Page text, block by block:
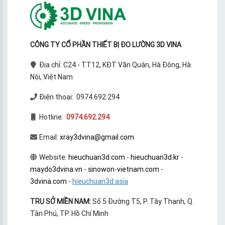
CÔNG TY CỔ PHẦN THIẾT BỊ ĐO LƯỜNG 3D VINA
Địa chỉ: C24 - TT12, KĐT Văn Quán, Hà Đông, Hà
Nội, Việt Nam
Điện thoại: 0974.692.294
Hotline: 0974.692.294
Email: xray3dvina@gmail.com
Website: hieuchuan3d.com - hieuchuan3d.kr-
maydo3dvina.vn - sinowon-vietnam.com -
3dvina.com - hieuchuan3d.asia
TRỤ SỞ MIỀN NAM:Số 5 Đường T5, P. Tây Thạnh, Q.
Tân Phú, TP. Hồ Chí Minh